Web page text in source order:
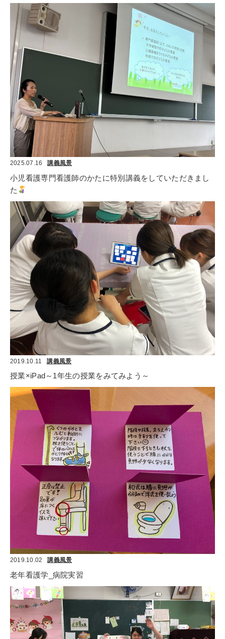
2025.07.16 講義風景
小児看護専門看護師のかたに特別講義をしていただきまし
た
2019.10.11 講義風景
授業×iPad～1年生の授業をみてみよう～
2019.10.02 講義風景
老年看護学_病院実習